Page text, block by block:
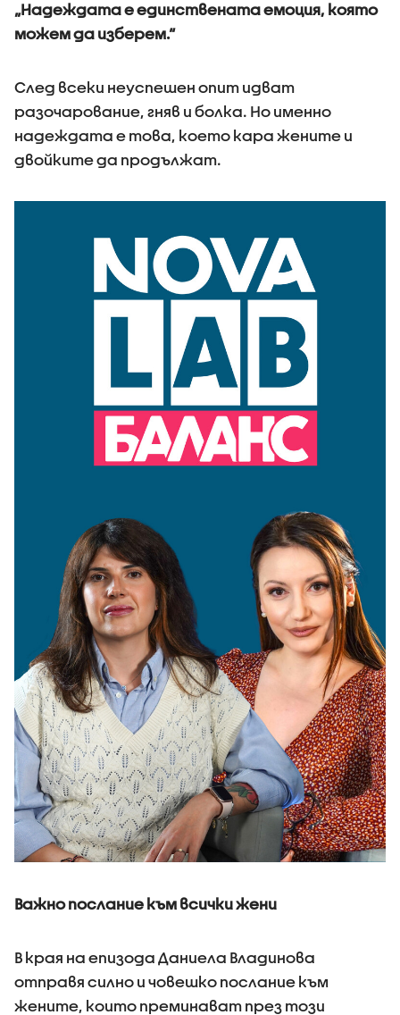
„Надеждата е единствената емоция, която
можем да изберем.“
След всеки неуспешен опит идват
разочарование, гняв и болка. Но именно
надеждата е това, което кара жените и
двойките да продължат.
Важно послание към всички жени
В края на епизода Даниела Владинова
отправя силно и човешко послание към
жените, които преминават през този